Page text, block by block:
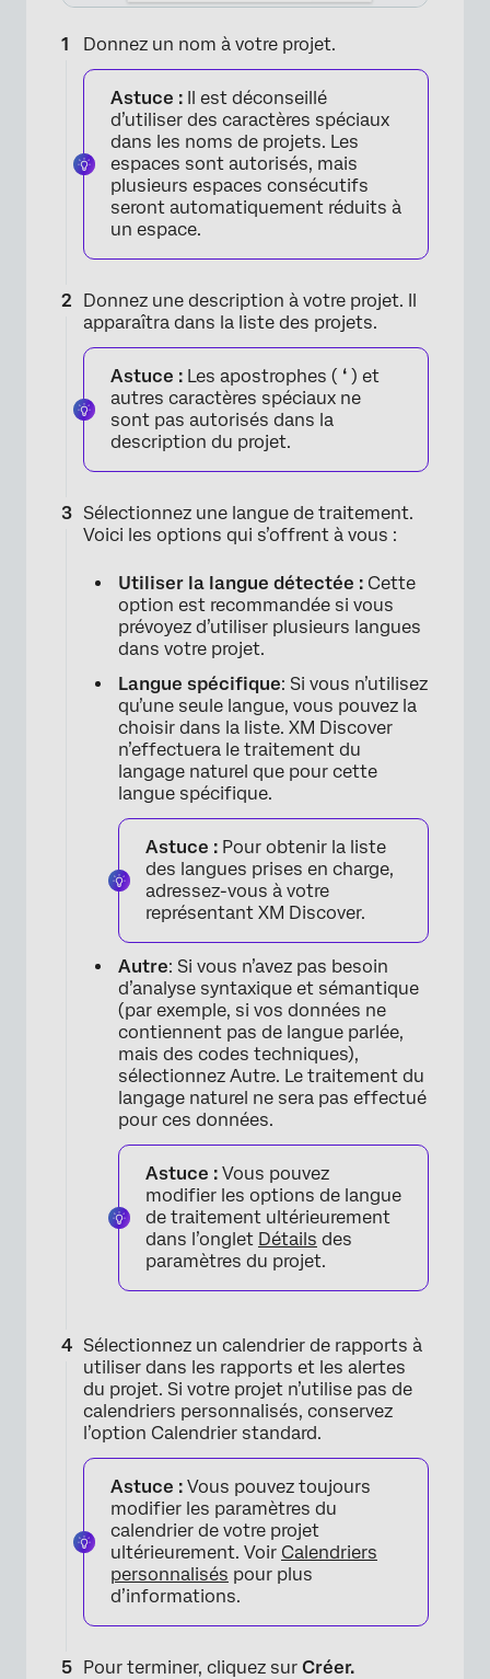
×
×
×
Donnez un nom à votre projet.
Astuce : Il est déconseillé
d’utiliser des caractères spéciaux
dans les noms de projets. Les
espaces sont autorisés, mais
plusieurs espaces consécutifs
seront automatiquement réduits à
un espace.
Donnez une description à votre projet. Il
apparaîtra dans la liste des projets.
Astuce : Les apostrophes ( ‘ ) et
autres caractères spéciaux ne
sont pas autorisés dans la
description du projet.
Sélectionnez une langue de traitement.
Voici les options qui s’offrent à vous :
Utiliser la langue détectée : Cette
option est recommandée si vous
prévoyez d’utiliser plusieurs langues
dans votre projet.
Langue spécifique: Si vous n’utilisez
qu’une seule langue, vous pouvez la
choisir dans la liste. XM Discover
n’effectuera le traitement du
langage naturel que pour cette
langue spécifique.
Astuce : Pour obtenir la liste
des langues prises en charge,
adressez-vous à votre
représentant XM Discover.
Autre: Si vous n’avez pas besoin
d’analyse syntaxique et sémantique
(par exemple, si vos données ne
contiennent pas de langue parlée,
mais des codes techniques),
sélectionnez Autre. Le traitement du
langage naturel ne sera pas effectué
pour ces données.
Astuce : Vous pouvez
modifier les options de langue
de traitement ultérieurement
dans l’onglet Détails des
paramètres du projet.
Sélectionnez un calendrier de rapports à
utiliser dans les rapports et les alertes
du projet. Si votre projet n’utilise pas de
calendriers personnalisés, conservez
l’option Calendrier standard.
Astuce : Vous pouvez toujours
modifier les paramètres du
calendrier de votre projet
ultérieurement. Voir Calendriers
personnalisés pour plus
d’informations.
Pour terminer, cliquez sur Créer.